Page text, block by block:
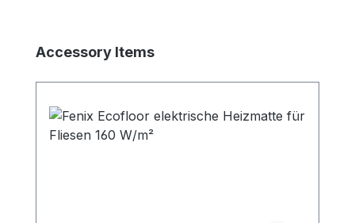
Produktgalerie überspringen
Accessory Items